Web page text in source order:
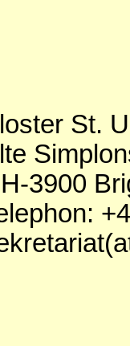
St.
3900